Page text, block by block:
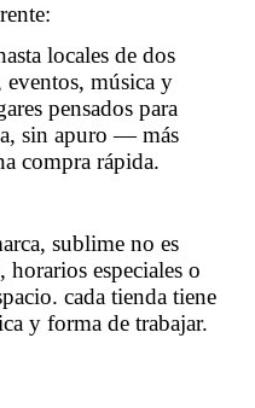
locales de dos
eventos, música y
pensados para
sin apuro — más
compra rápida.
sublime no es
horarios especiales o
cada tienda tiene
y forma de trabajar.